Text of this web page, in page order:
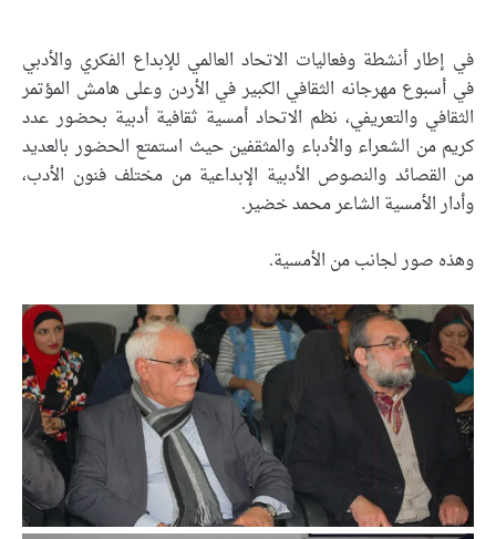
في إطار أنشطة وفعاليات الاتحاد العالمي للإبداع الفكري والأدبي
في أسبوع مهرجانه الثقافي الكبير في الأردن وعلى هامش المؤتمر
الثقافي والتعريفي، نظم الاتحاد أمسية ثقافية أدبية بحضور عدد
كريم من الشعراء والأدباء والمثقفين حيث استمتع الحضور بالعديد
من القصائد والنصوص الأدبية الإبداعية من مختلف فنون الأدب،
وأدار الأمسية الشاعر محمد خضير.
وهذه صور لجانب من الأمسية.